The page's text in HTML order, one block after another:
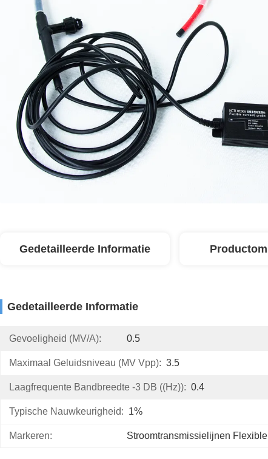
Gedetailleerde Informatie
Gedetailleerde Informatie
Gevoeligheid (mV/A): 0.5
Maximaal Geluidsniveau (mV Vpp): 3.5
Laagfrequente Bandbreedte -3 DB ((Hz)): 0.4
Typische Nauwkeurigheid: 1%
Markeren: Stroomtransmissielijnen